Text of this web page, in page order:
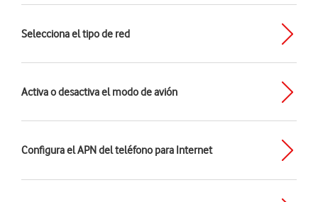
Selecciona el tipo de red
Activa o desactiva el modo de avión
Configura el APN del teléfono para Internet